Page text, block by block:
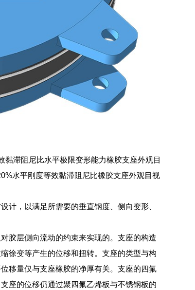
滞阻尼比水平极限变形能力橡胶支座外观目
水平刚度等效黏滞阻尼比橡胶支座外观目视
计，以满足所需要的垂直钢度、侧向变形、
胶层侧向流动的约束来实现的。支座的构造
徐变等产生的位移和扭转。支座的类型与构
移量仅与支座橡胶的净厚有关。支座的四氟
座的位移仍通过聚四氟乙烯板与不锈钢板的